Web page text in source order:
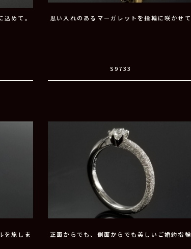
めて。 思い入れのあるマーガレットを指輪に咲かせて
S9733
を施しま
正面からでも、側面からでも美しいご婚約指輪